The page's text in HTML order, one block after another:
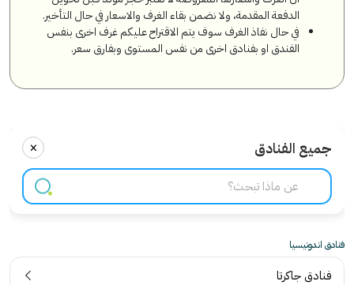
الدفعة المقدمة، ولا نضمن بقاء الغرف والاسعار في حال التأخير.
في حال نفاذ الغرف سوف يتم الاقتراح عليكم غرف اخرى بنفس
الفندق او بفنادق اخرى من نفس المستوى وبفارق سعر.
جميع الفنادق ×
فنادق اندونيسيا
فنادق جاكرتا